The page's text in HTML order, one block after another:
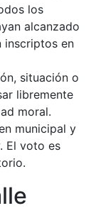
los
alcanzado
inscriptos en
situación o
libremente
moral.
municipal y
El voto es